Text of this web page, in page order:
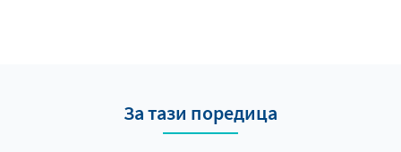
За тази поредица